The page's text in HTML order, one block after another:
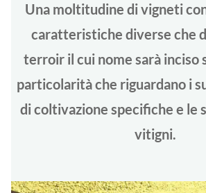
Una moltitudine di vigneti
caratteristiche diverse che
terroir il cui nome sarà inciso
particolarità che riguardano i
di coltivazione specifiche e le
vitigni.